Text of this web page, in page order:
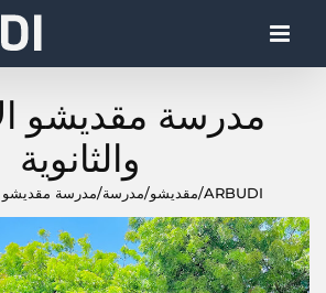
مدرسة مقديشو
والثانوية
ARBUDI
/مقديشو/مدرسة/مدرسة مقديشو